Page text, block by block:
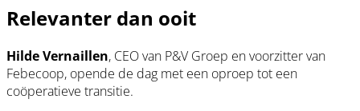
Relevanter dan ooit
Hilde Vernaillen, CEO van P&V Groep en voorzitter van
Febecoop, opende de dag met een oproep tot een
coöperatieve transitie.